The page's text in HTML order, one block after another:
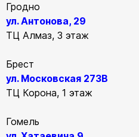
Гродно
ул. Антонова, 29
ТЦ Алмаз, 3 этаж
Брест
ул. Московская 273В
ТЦ Корона, 1 этаж
Гомель